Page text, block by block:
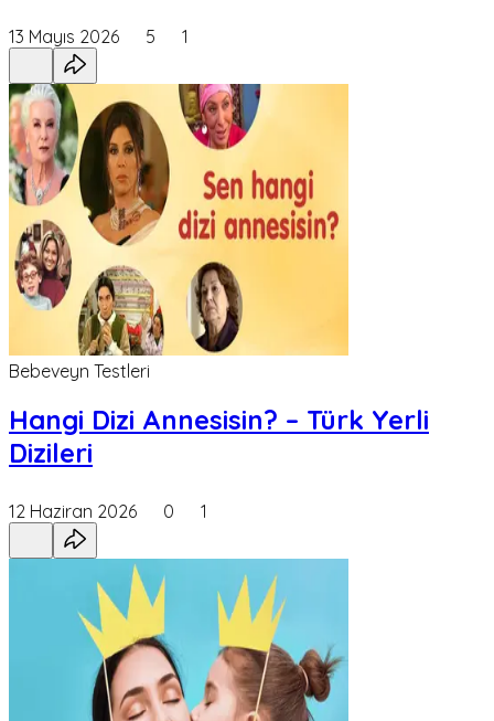
13 Mayıs 2026 5 1
Bebeveyn Testleri
Hangi Dizi Annesisin? – Türk Yerli
Dizileri
12 Haziran 2026 0 1